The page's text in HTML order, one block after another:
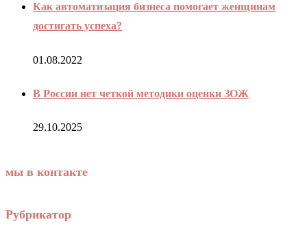
Как автоматизация бизнеса помогает женщинам
достигать успеха?
01.08.2022
В России нет четкой методики оценки ЗОЖ
29.10.2025
мы в контакте
Рубрикатор